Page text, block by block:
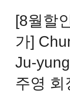
[8월할
가]
Ju-
주영 회